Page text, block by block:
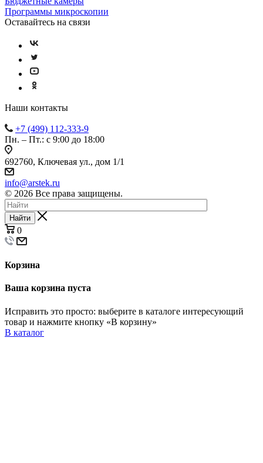
Программы микроскопии
Оставайтесь на связи
Наши контакты
+7 (499) 112-333-9
Пн. – Пт.: с 9:00 до 18:00
692760, Ключевая ул., дом 1/1
info@arstek.ru
© 2026 Все права защищены.
Найти
0
Корзина
Ваша корзина пуста
Исправить это просто: выберите в каталоге интересующий
товар и нажмите кнопку «В корзину»
В каталог